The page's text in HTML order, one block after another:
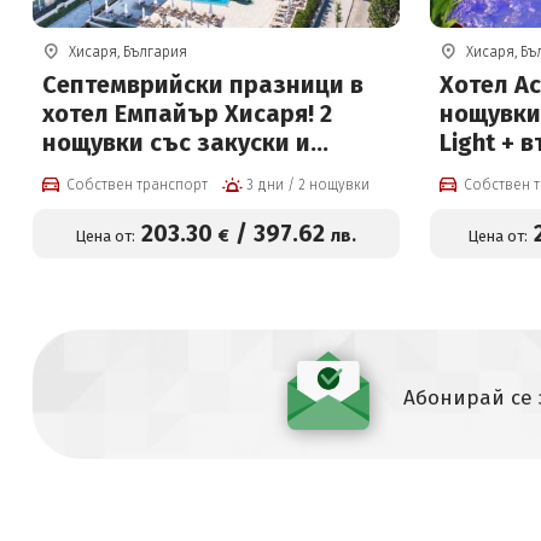
Хисаря, България
Септемврийски празници в
хотел Емпайър Хисаря! 2
нощувки със закуски и
вечери, празнична
програма, детска анимация,
басейни с топла минерална
Собствен транспорт 3 дни / 2 нощувки
Цена от: 203.30 € /397.62 лв.
Хисаря,
Хотел
Light +
басейн
Релакс
евро
Собствен
Цена от:
Абонирай се